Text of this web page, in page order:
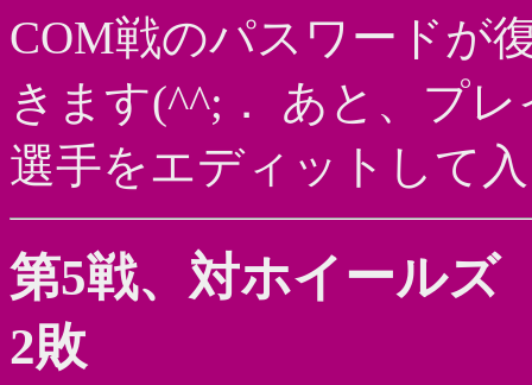
COM戦のパスワードが
きます(^^;． あと、プ
選手をエディットして
第5戦、対ホイールズ
2敗